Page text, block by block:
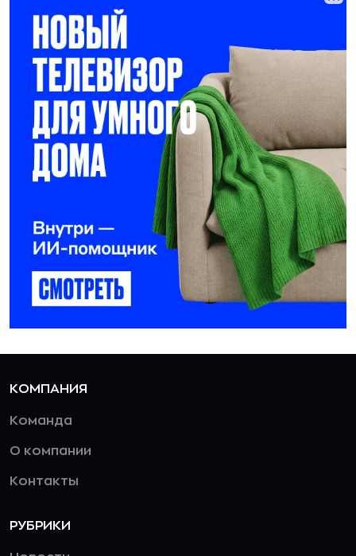
КОМПАНИЯ
Команда
О компании
Контакты
РУБРИКИ